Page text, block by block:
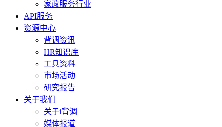
家政服务行业
API服务
资源中心
背调资讯
HR知识库
工具资料
市场活动
研究报告
关于我们
关于i背调
媒体报道